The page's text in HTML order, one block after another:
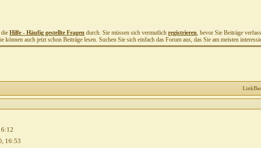
Hilfe - Häufig gestellte Fragen durch. Sie müssen sich vermutlich registrieren, bevor Sie Beiträge
können auch jetzt schon Beiträge lesen. Suchen Sie sich einfach das Forum aus, das Sie am meisten
16:53